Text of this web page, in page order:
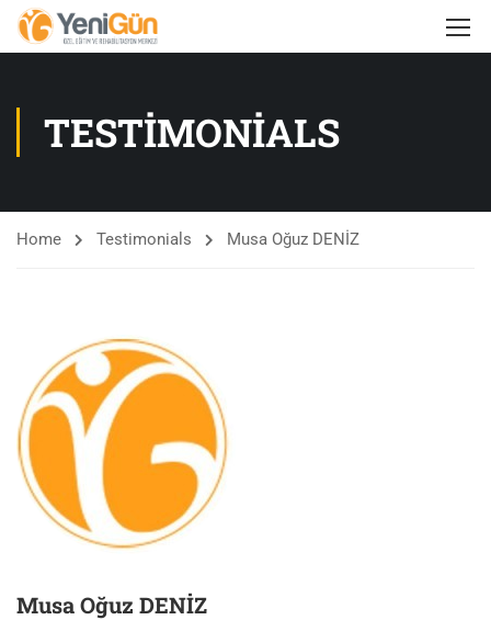
TESTIMONIALS
Home Testimonials Musa Oğuz DENİZ
Musa Oğuz DENİZ